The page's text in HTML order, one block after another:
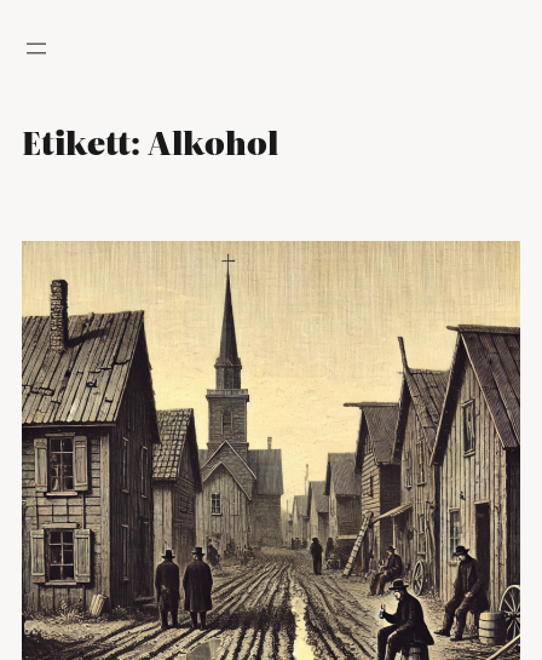
till
Etikett:Alkohol